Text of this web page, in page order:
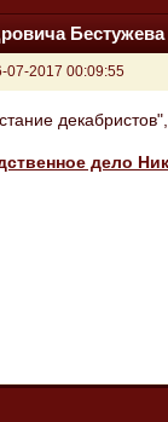
Бестужева
07-2017 00:09:55
дело